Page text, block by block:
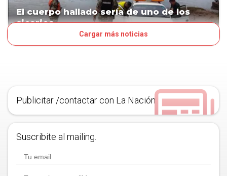
El cuerpo hallado sería de uno de los
sicarios
Cargar más noticias
Publicitar /contactar con La Nación
Suscribite al mailing.